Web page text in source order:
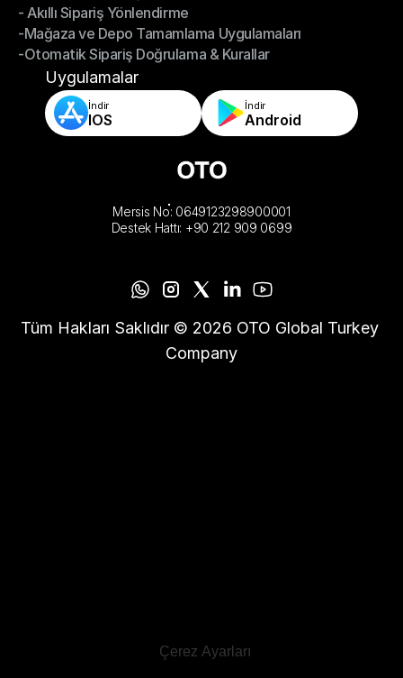
- Omnikanal Sipariş Senkronizasyonu
- Akıllı Sipariş Yönlendirme
- Akıllı Sipariş Yönlendirme
-Mağaza ve Depo Tamamlama Uygulamaları
-Mağaza ve Depo Tamamlama Uygulamaları
-Otomatik Sipariş Doğrulama & Kurallar
-Otomatik Sipariş Doğrulama & Kurallar
Uygulamalar
İndir
IOS
İndir
Android
Mersis No: 0649123298900001
Destek Hattı: +90 212 909 0699
Tüm Hakları Saklıdır © 2026 OTO Global Turkey
Company
Çerez Ayarları